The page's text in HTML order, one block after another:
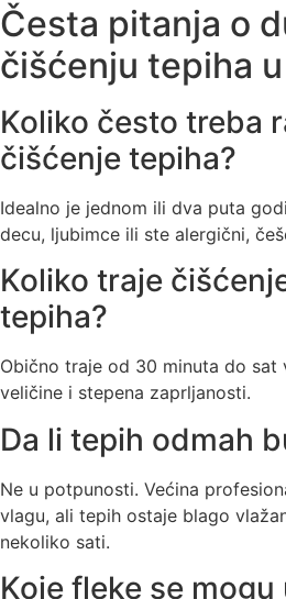
Česta pitanja o
čišćenju tepiha
Koliko često treba
čišćenje tepiha?
Idealno je jednom ili dva puta
decu, ljubimce ili ste alergični,
Koliko traje
tepiha?
Obično traje od 30 minuta do sat
veličine i stepena zaprljanosti.
Da li tepih odmah
Ne u potpunosti. Većina
vlagu, ali tepih ostaje blago
nekoliko sati.
Koje fleke se